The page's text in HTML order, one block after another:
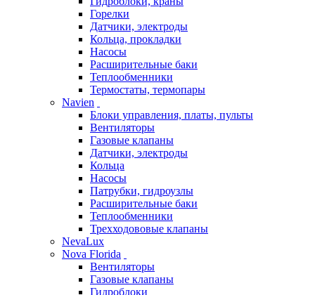
Горелки
Датчики, электроды
Кольца, прокладки
Насосы
Расширительные баки
Теплообменники
Термостаты, термопары
Navien
Блоки управления, платы, пульты
Вентиляторы
Газовые клапаны
Датчики, электроды
Кольца
Насосы
Патрубки, гидроузлы
Расширительные баки
Теплообменники
Трехходововые клапаны
NevaLux
Nova Florida
Вентиляторы
Газовые клапаны
Гидроблоки